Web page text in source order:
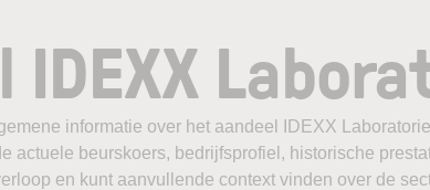
IDEXX
informatie over het aandeel IDEXX
actuele beurskoers, bedrijfsprofiel, historische
en kunt aanvullende context vinden over de